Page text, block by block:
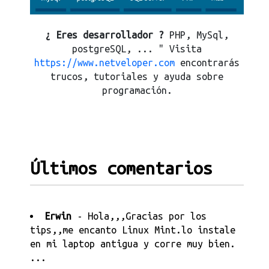
¿ Eres desarrollador ? PHP, MySql,
postgreSQL, ... " Visita
https://www.netveloper.com encontrarás
trucos, tutoriales y ayuda sobre
programación.
Últimos comentarios
Erwin
- Hola,,,Gracias por los
tips,,me encanto Linux Mint.lo instale
en mi laptop antigua y corre muy bien.
...